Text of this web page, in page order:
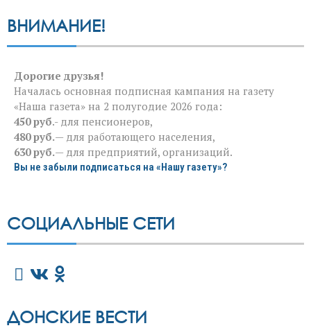
ВНИМАНИЕ!
Дорогие друзья!
Началась основная подписная кампания на газету
«Наша газета» на 2 полугодие 2026 года:
450 руб.- для пенсионеров,
480 руб.— для работающего населения,
630 руб.— для предприятий, организаций.
Вы не забыли подписаться на «Нашу газету»?
СОЦИАЛЬНЫЕ СЕТИ
ДОНСКИЕ ВЕСТИ